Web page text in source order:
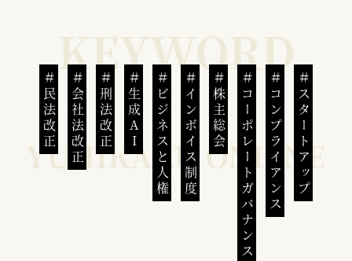
民法改正 会社法改正 刑法改正 生成AI ビジネスと人権インボイス制度 株主総会 コーポレートガバナンスコンプライアンススタートアップ